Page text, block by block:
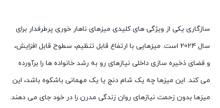
سازگاری یکی از ویژگی های کلیدی میزهای ناهار خوری پرطرفدار برای
سال 2024 است. میزهایی با ارتفاع قابل تنظیم، سطوح قابل افزایش،
و فضای ذخیره سازی داخلی نیازهای رو به رشد خانواده ها را برآورده
می کند. این میزها چه یک شام دنج یا یک مهمانی باشکوه باشد، این
میزها بدون زحمت نیازهای روان زندگی مدرن را در خود جای می دهند.